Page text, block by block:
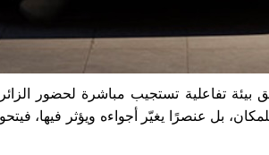
تفاعلية تستجيب مباشرة لحضور
بل عنصرًا يغيّر أجواءه ويؤثر فيها،